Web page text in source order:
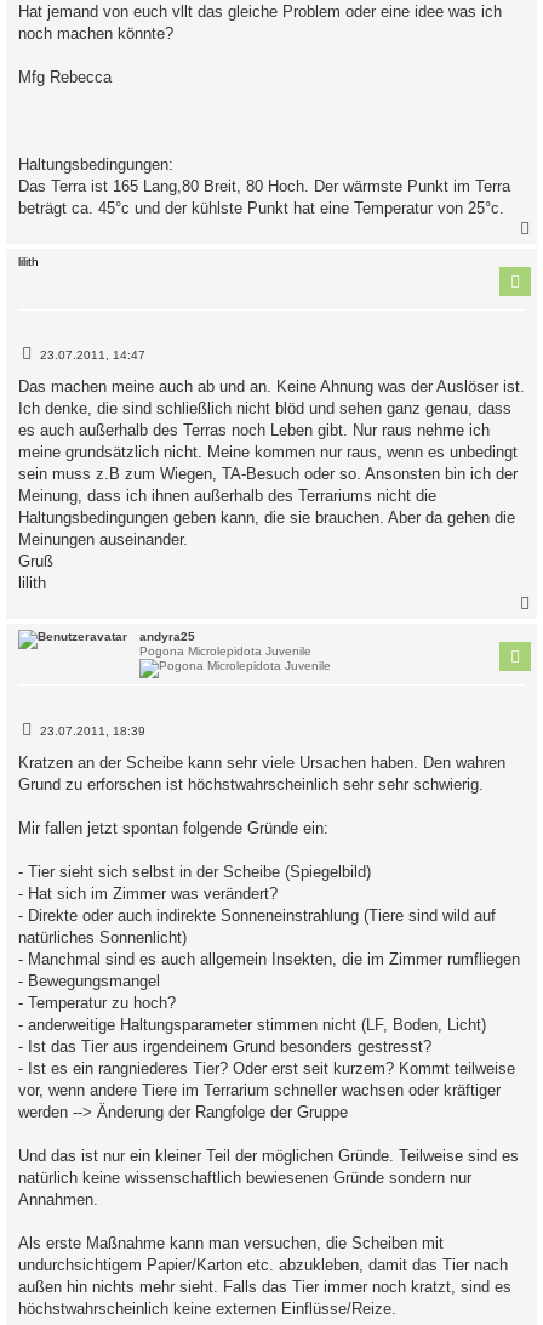
Hat jemand von euch vllt das gleiche Problem oder eine idee was ich
noch machen könnte?
Mfg Rebecca
Haltungsbedingungen:
Das Terra ist 165 Lang,80 Breit, 80 Hoch. Der wärmste Punkt im Terra
beträgt ca. 45°c und der kühlste Punkt hat eine Temperatur von 25°c.
lilith
B
t
r
g
23.07.2011, 14:47
Das machen meine auch ab und an. Keine Ahnung was der Auslöser ist.
Ich denke, die sind schließlich nicht blöd und sehen ganz genau, dass
es auch außerhalb des Terras noch Leben gibt. Nur raus nehme ich
meine grundsätzlich nicht. Meine kommen nur raus, wenn es unbedingt
sein muss z.B zum Wiegen, TA-Besuch oder so. Ansonsten bin ich der
Meinung, dass ich ihnen außerhalb des Terrariums nicht die
Haltungsbedingungen geben kann, die sie brauchen. Aber da gehen die
Meinungen auseinander.
Gruß
lilith
andyra25
Pogona Microlepidota Juvenile
B
t
r
23.07.2011, 18:39
Kratzen an der Scheibe kann sehr viele Ursachen haben. Den wahren
Grund zu erforschen ist höchstwahrscheinlich sehr sehr schwierig.
Mir fallen jetzt spontan folgende Gründe ein:
- Tier sieht sich selbst in der Scheibe (Spiegelbild)
- Hat sich im Zimmer was verändert?
- Direkte oder auch indirekte Sonneneinstrahlung (Tiere sind wild auf
natürliches Sonnenlicht)
- Manchmal sind es auch allgemein Insekten, die im Zimmer rumfliegen
- Bewegungsmangel
- Temperatur zu hoch?
- anderweitige Haltungsparameter stimmen nicht (LF, Boden, Licht)
- Ist das Tier aus irgendeinem Grund besonders gestresst?
- Ist es ein rangniederes Tier? Oder erst seit kurzem? Kommt teilweise
vor, wenn andere Tiere im Terrarium schneller wachsen oder kräftiger
werden --> Änderung der Rangfolge der Gruppe
Und das ist nur ein kleiner Teil der möglichen Gründe. Teilweise sind es
natürlich keine wissenschaftlich bewiesenen Gründe sondern nur
Annahmen.
Als erste Maßnahme kann man versuchen, die Scheiben mit
undurchsichtigem Papier/Karton etc. abzukleben, damit das Tier nach
außen hin nichts mehr sieht. Falls das Tier immer noch kratzt, sind es
höchstwahrscheinlich keine externen Einflüsse/Reize.